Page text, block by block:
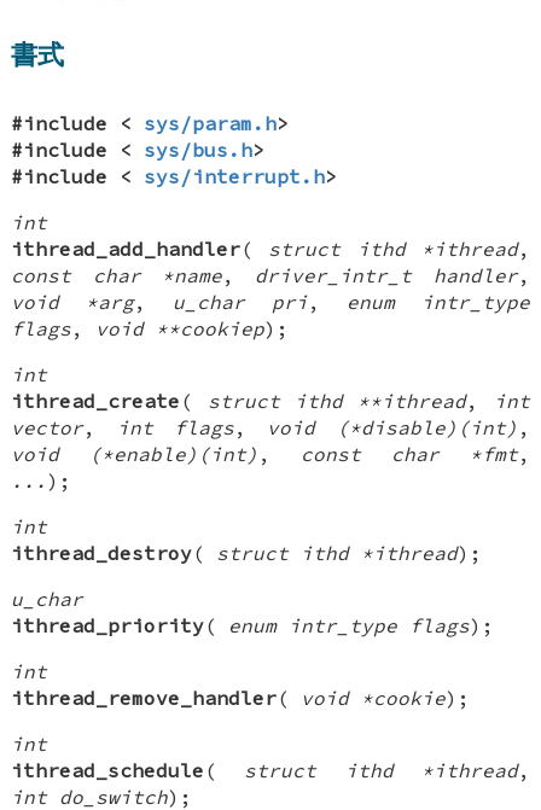
書式
#include < sys/param.h>
#include < sys/bus.h>
#include < sys/interrupt.h>
int
ithread_add_handler( struct ithd *ithread,
const char *name, driver_intr_t handler,
void *arg, u_char pri,
enum intr_type
flags, void **cookiep);
int
ithread_create ( struct ithd **ithread,
int
vector, int flags, void (*disable)(int) ,
void (*enable)(int) , const char *fmt,
... );
int
ithread_destroy( struct ithd *ithread);
u_char
ithread_priority( enum intr_type flags);
int
ithread_remove_handler( void *cookie);
int
ithread_schedule ( struct ithd *ithread,
int do_switch);